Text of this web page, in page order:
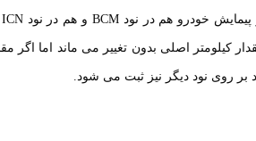
پیمایش خودرو هم در نودBCM و هم در نودICN
بر روی نود دیگر نیز ثبت می شود.